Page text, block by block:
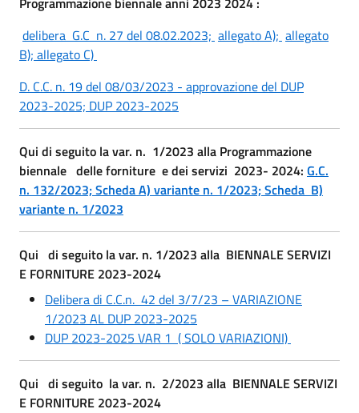
delibera G.C n. 27 del 08.02.2023; allegato A); allegato
B); allegato C)
D. C.C. n. 19 del 08/03/2023 - approvazione del DUP
2023-2025; DUP 2023-2025
Qui di seguito la var. n. 1/2023 alla Programmazione
biennale delle forniture e dei servizi 2023- 2024: G.C.
n. 132/2023;Scheda A) variante n. 1/2023;Scheda B)
variante n. 1/2023
Qui di seguito la var. n. 1/2023 alla BIENNALE SERVIZI
E FORNITURE 2023-2024
Delibera di C.C.n. 42 del 3/7/23 – VARIAZIONE
1/2023 AL DUP 2023-2025
DUP 2023-2025 VAR 1 ( SOLO VARIAZIONI)
Qui di seguito la var. n. 2/2023 alla BIENNALE SERVIZI
E FORNITURE 2023-2024